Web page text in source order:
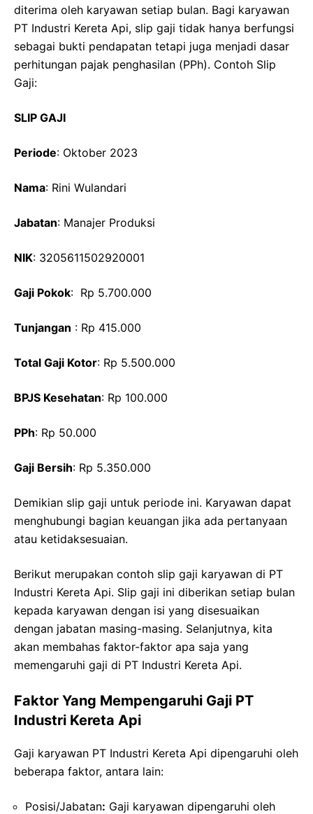
diterima oleh karyawan setiap bulan. Bagi karyawan
PT Industri Kereta Api, slip gaji tidak hanya berfungsi
sebagai bukti pendapatan tetapi juga menjadi dasar
perhitungan pajak penghasilan (PPh). Contoh Slip
Gaji:
SLIP GAJI
Periode: Oktober 2023
Nama: Rini Wulandari
Jabatan: Manajer Produksi
NIK: 3205611502920001
Gaji Pokok: Rp 5.700.000
Tunjangan : Rp 415.000
Total Gaji Kotor: Rp 5.500.000
BPJS Kesehatan: Rp 100.000
PPh: Rp 50.000
Gaji Bersih: Rp 5.350.000
Demikian slip gaji untuk periode ini. Karyawan dapat
menghubungi bagian keuangan jika ada pertanyaan
atau ketidaksesuaian.
Berikut merupakan contoh slip gaji karyawan di PT
Industri Kereta Api. Slip gaji ini diberikan setiap bulan
kepada karyawan dengan isi yang disesuaikan
dengan jabatan masing-masing. Selanjutnya, kita
akan membahas faktor-faktor apa saja yang
memengaruhi gaji di PT Industri Kereta Api.
Faktor Yang Mempengaruhi Gaji PT
Industri Kereta Api
Gaji karyawan PT Industri Kereta Api dipengaruhi oleh
beberapa faktor, antara lain:
Posisi/Jabatan: Gaji karyawan dipengaruhi oleh